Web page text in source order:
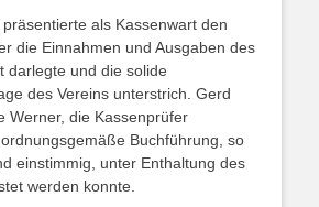
als Kassenwart den
die Einnahmen und Ausgaben des
darlegte und die solide
des Vereins unterstrich. Gerd
Werner, die Kassenprüfer
Buchführung, so
einstimmig, unter Enthaltung des
werden konnte.